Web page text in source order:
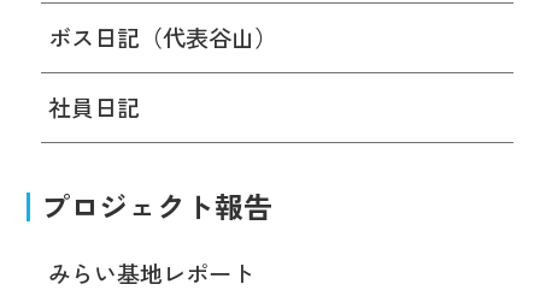
ボス日記（代表谷山）
社員日記
プロジェクト報告
みらい基地レポート